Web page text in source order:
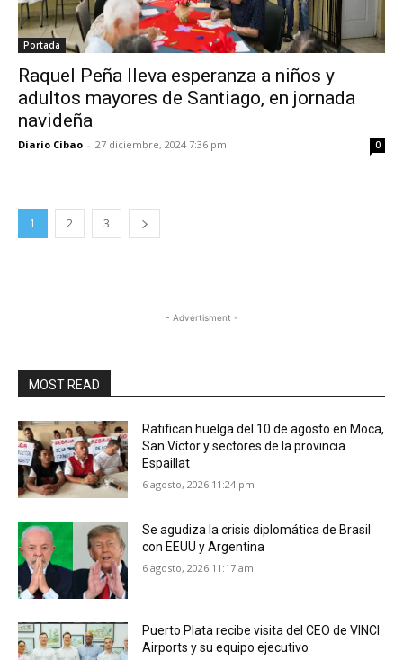
Portada
Raquel Peña lleva esperanza a niños y
adultos mayores de Santiago, en jornada
navideña
Diario Cibao - 27 diciembre, 2024 7:36 pm 0
1 2 3
- Advertisment -
MOST READ
Ratifican huelga del 10 de agosto en Moca,
San Víctor y sectores de la provincia
Espaillat
6 agosto, 2026 11:24 pm
Se agudiza la crisis diplomática de Brasil
con EEUU y Argentina
6 agosto, 2026 11:17 am
Puerto Plata recibe visita del CEO de VINCI
Airports y su equipo ejecutivo